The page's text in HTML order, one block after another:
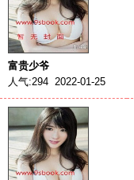
富贵少爷
人气:294 2022-01-25